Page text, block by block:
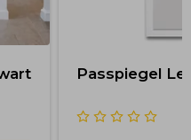
Passpiegel